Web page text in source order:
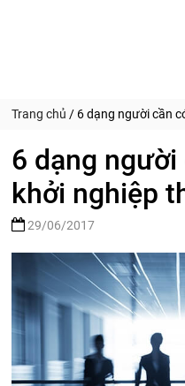
Trang chủ / 6 dạng người cần
6 dạng
khởi nghiệp
29/06/2017